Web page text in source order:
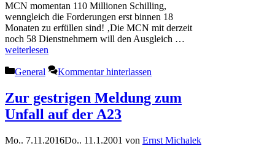
MCN momentan 110 Millionen Schilling,
wenngleich die Forderungen erst binnen 18
Monaten zu erfüllen sind! ‚Die MCN mit derzeit
noch 58 Dienstnehmern will den Ausgleich …
weiterlesen
Kategorien
General Kommentar hinterlassen
Zur gestrigen Meldung zum
Unfall auf der A23
Mo.. 7.11.2016Do.. 11.1.2001 von Ernst Michalek